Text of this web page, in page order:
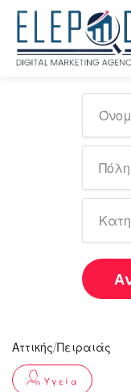
Αττικής/Πειραιάς
Υγεία